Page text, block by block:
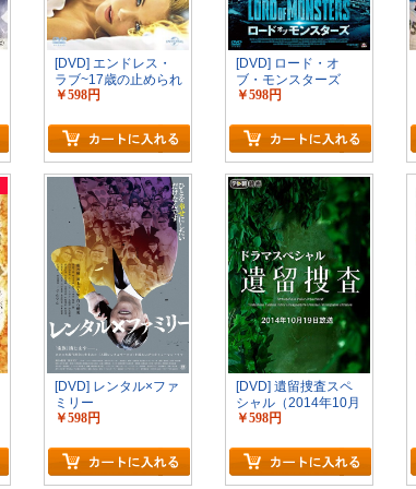
[DVD] エンドレス・
ラブ~17歳の止められ
ない純愛
￥598円
[DVD] ロード・オ
ブ・モンスターズ
￥598円
[DVD] レンタル×ファ
ミリー
￥598円
[DVD] 遺留捜査スペ
シャル（2014年10月
19日放送）
￥598円